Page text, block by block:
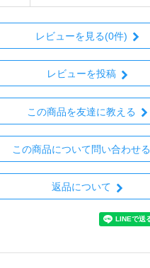
レビューを見る(0件)
レビューを投稿
この商品を友達に教える
この商品について問い合わせる
返品について